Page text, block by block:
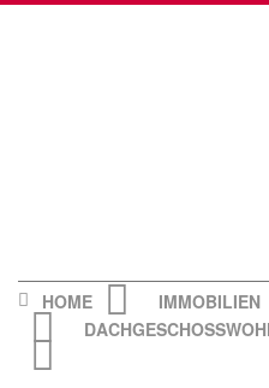
HOME IMMOBILIEN